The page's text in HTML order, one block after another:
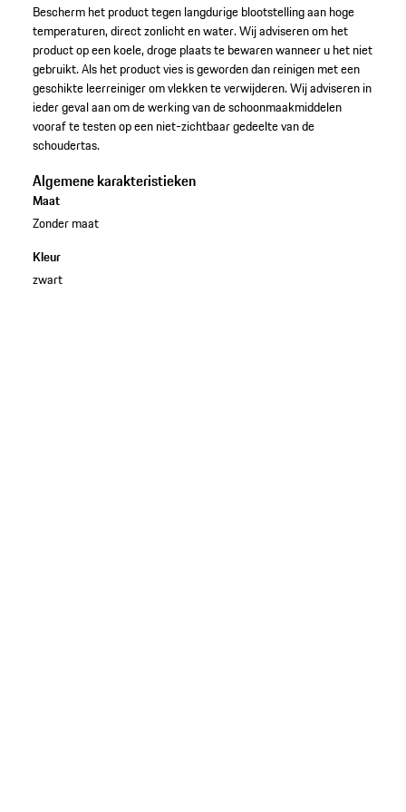
Bescherm het product tegen langdurige blootstelling aan hoge
temperaturen, direct zonlicht en water. Wij adviseren om het
product op een koele, droge plaats te bewaren wanneer u het niet
gebruikt. Als het product vies is geworden dan reinigen met een
geschikte leerreiniger om vlekken te verwijderen. Wij adviseren in
ieder geval aan om de werking van de schoonmaakmiddelen
vooraf te testen op een niet-zichtbaar gedeelte van de
schoudertas.
Algemene karakteristieken
Maat
Zonder maat
Kleur
zwart